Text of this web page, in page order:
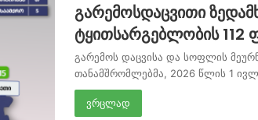
გარემოსდაცვითი
ტყითსარგებლობის 112
გარემოს დაცვისა და სოფლის
თანამშრომლებმა, 2026 წლის 1
ვრცლად